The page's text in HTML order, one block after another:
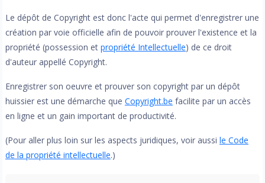
Le dépôt de Copyright est donc l'acte qui permet d'enregistrer une
création par voie officielle afin de pouvoir prouver l'existence et la
propriété (possession et propriété Intellectuelle) de ce droit
d'auteur appellé Copyright.
Enregistrer son oeuvre et prouver son copyright par un dépôt
huissier est une démarche que Copyright.be facilite par un accès
en ligne et un gain important de productivité.
(Pour aller plus loin sur les aspects juridiques, voir aussi le Code
de la propriété intellectuelle.)